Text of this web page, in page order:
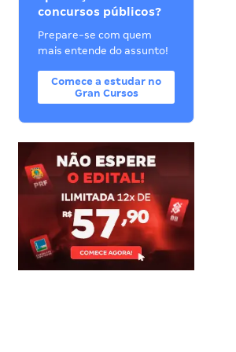
concursos públicos?
Prepare-se com quem
mais entende do assunto!
Comece a estudar no
Gran Cursos